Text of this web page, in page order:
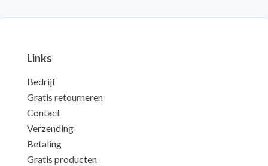
Links
Bedrijf
Gratis retourneren
Contact
Verzending
Betaling
Gratis producten